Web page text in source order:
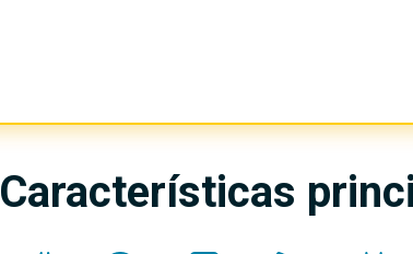
Características